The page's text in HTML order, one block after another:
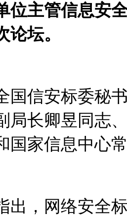
位主管信息安
论坛。
国信安标委秘
局长卿昱同志
国家信息中心
出，网络安全